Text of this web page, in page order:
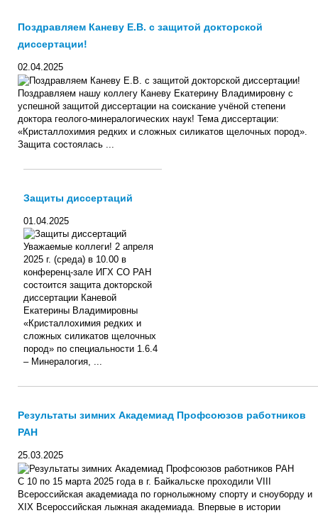
Поздравляем Каневу Е.В. с защитой докторской
диссертации!
02.04.2025
Поздравляем нашу коллегу Каневу Екатерину Владимировну с
успешной защитой диссертации на соискание учёной степени
доктора геолого-минералогических наук! Тема диссертации:
«Кристаллохимия редких и сложных силикатов щелочных пород».
Защита состоялась ...
Защиты диссертаций
01.04.2025
Уважаемые коллеги! 2 апреля
2025 г. (среда) в 10.00 в
конференц-зале ИГХ СО РАН
состоится защита докторской
диссертации Каневой
Екатерины Владимировны
«Кристаллохимия редких и
сложных силикатов щелочных
пород» по специальности 1.6.4
– Минералогия, ...
Результаты зимних Академиад Профсоюзов работников
РАН
25.03.2025
С 10 по 15 марта 2025 года в г. Байкальске проходили VIII
Всероссийская академиада по горнолыжному спорту и сноуборду и
XIX Всероссийская лыжная академиада. Впервые в истории